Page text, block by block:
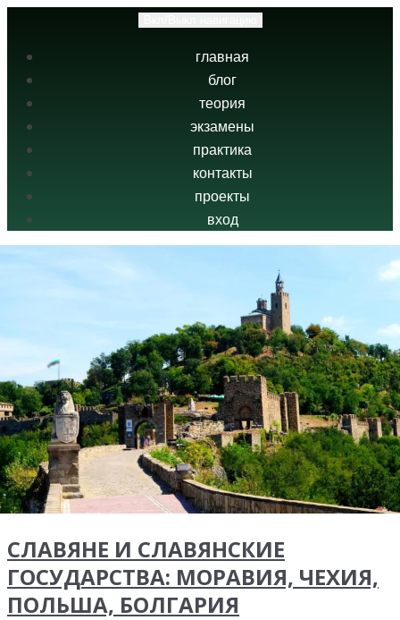
главная
блог
теория
экзамены
практика
контакты
проекты
вход
СЛАВЯНЕ И СЛАВЯНСКИЕ
ГОСУДАРСТВА: МОРАВИЯ, ЧЕХИЯ,
ПОЛЬША, БОЛГАРИЯ